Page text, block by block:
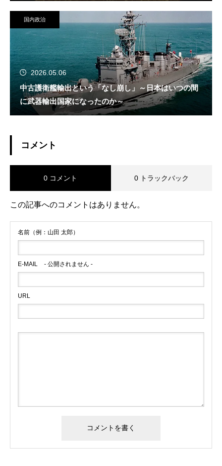
国内政治
2026.05.06
中古護衛艦輸出という「なし崩し」～日本はいつの間
に武器輸出国家になったのか～
コメント
0 コメント 0 トラックバック
この記事へのコメントはありません。
名前（例：山田 太郎）
E-MAIL - 公開されません -
URL